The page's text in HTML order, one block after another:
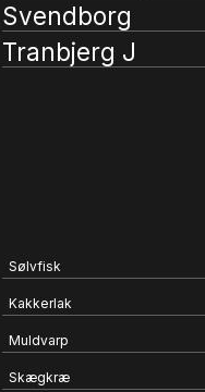
Svendborg
Tranbjerg J
Sølvfisk
Kakkerlak
Muldvarp
Skægkræ